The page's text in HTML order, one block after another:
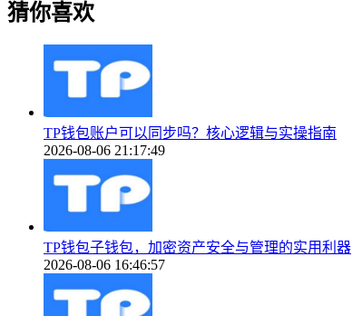
猜你喜欢
TP钱包账户可以同步吗？核心逻辑与实操指南
2026-08-06 21:17:49
TP钱包子钱包，加密资产安全与管理的实用利器
2026-08-06 16:46:57